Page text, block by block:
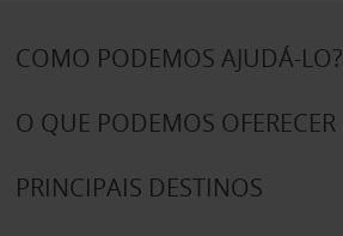
COMO PODEMOS AJUDÁ-LO?
O QUE PODEMOS OFERECER
PRINCIPAIS DESTINOS